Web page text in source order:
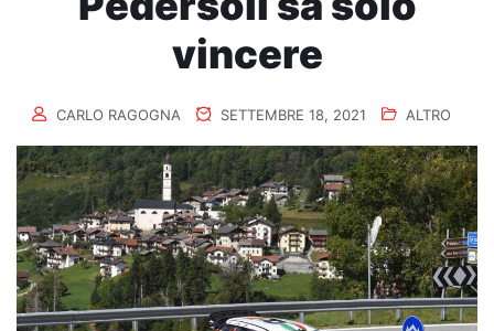
vincere
CARLO RAGOGNA SETTEMBRE 18, 2021 ALTRO